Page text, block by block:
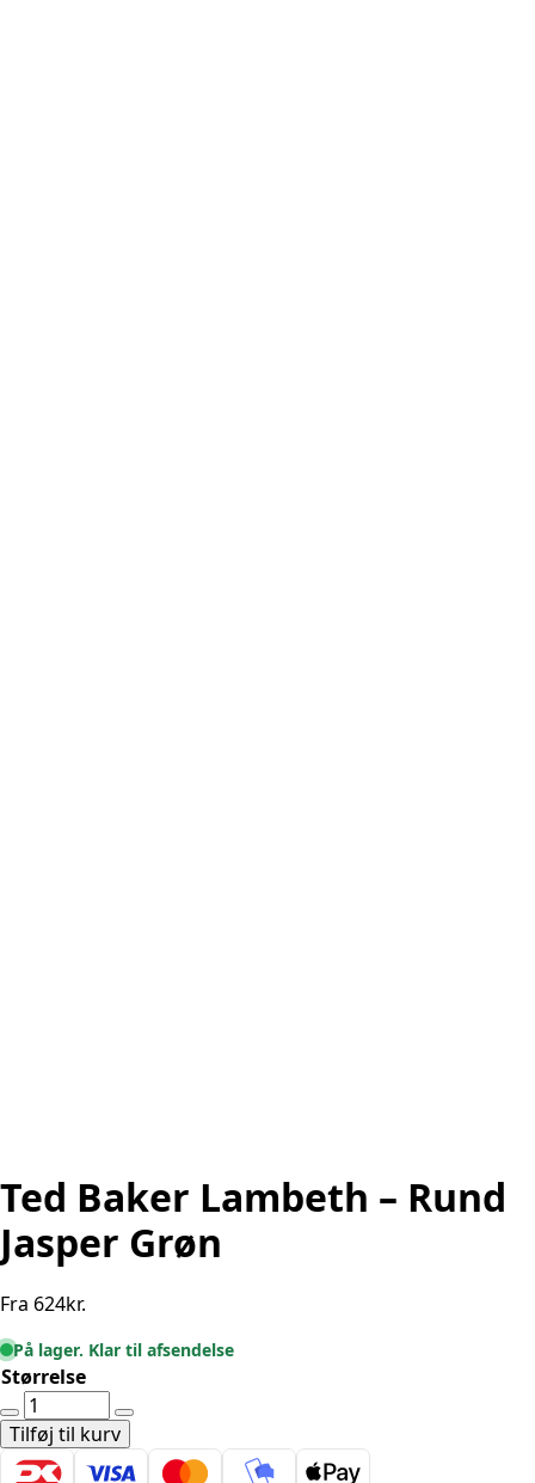
Ted Baker Lambeth – Rund
Jasper Grøn
Fra 624kr.
På lager. Klar til afsendelse
Størrelse
Ted
Baker
Lambeth
Tilføj til kurv